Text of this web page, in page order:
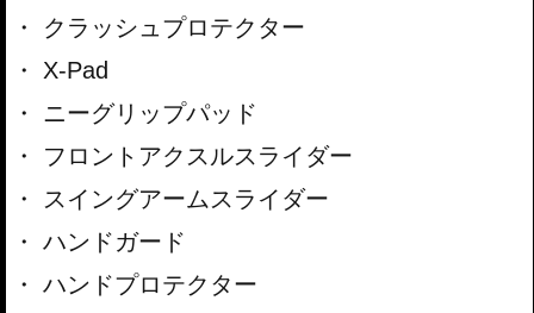
クラッシュプロテクター
X-Pad
ニーグリップパッド
フロントアクスルスライダー
スイングアームスライダー
ハンドガード
ハンドプロテクター